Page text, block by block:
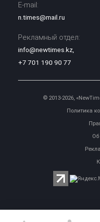
E-mail:
n.times@mail.ru
Рекламный отдел:
info@newtimes.kz,
+7 701 190 90 77
© 2013-2026,
Политика
Об